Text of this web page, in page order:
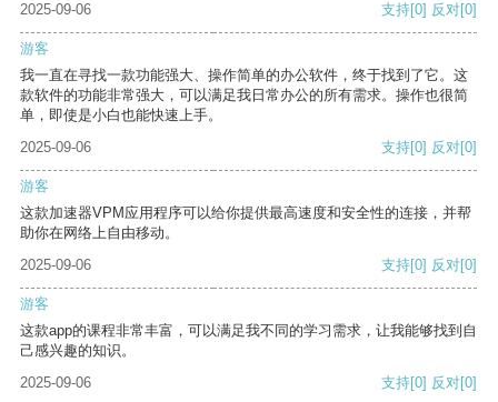
2025-09-06 支持[0] 反对[0]
游客
我一直在寻找一款功能强大、操作简单的办公软件，终于找到了它。这
款软件的功能非常强大，可以满足我日常办公的所有需求。操作也很简
单，即使是小白也能快速上手。
2025-09-06
支持[0] 反对[0]
游客
这款加速器VPM应用程序可以给你提供最高速度和安全性的连接，并帮
助你在网络上自由移动。
2025-09-06
支持[0] 反对[0]
游客
这款app的课程非常丰富，可以满足我不同的学习需求，让我能够找到自
己感兴趣的知识。
2025-09-06
支持[0] 反对[0]